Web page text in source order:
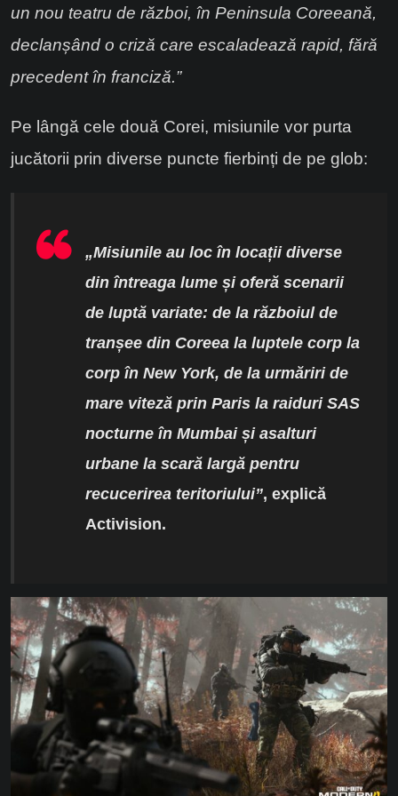
un nou teatru de război, în Peninsula Coreeană,
declanșând o criză care escaladează rapid, fără
precedent în franciză.”
Pe lângă cele două Corei, misiunile vor purta
jucătorii prin diverse puncte fierbinți de pe glob:
„Misiunile au loc în locații diverse
din întreaga lume și oferă scenarii
de luptă variate: de la războiul de
tranșee din Coreea la luptele corp la
corp în New York, de la urmăriri de
mare viteză prin Paris la raiduri SAS
nocturne în Mumbai și asalturi
urbane la scară largă pentru
recucerirea teritoriului”, explică
Activision.